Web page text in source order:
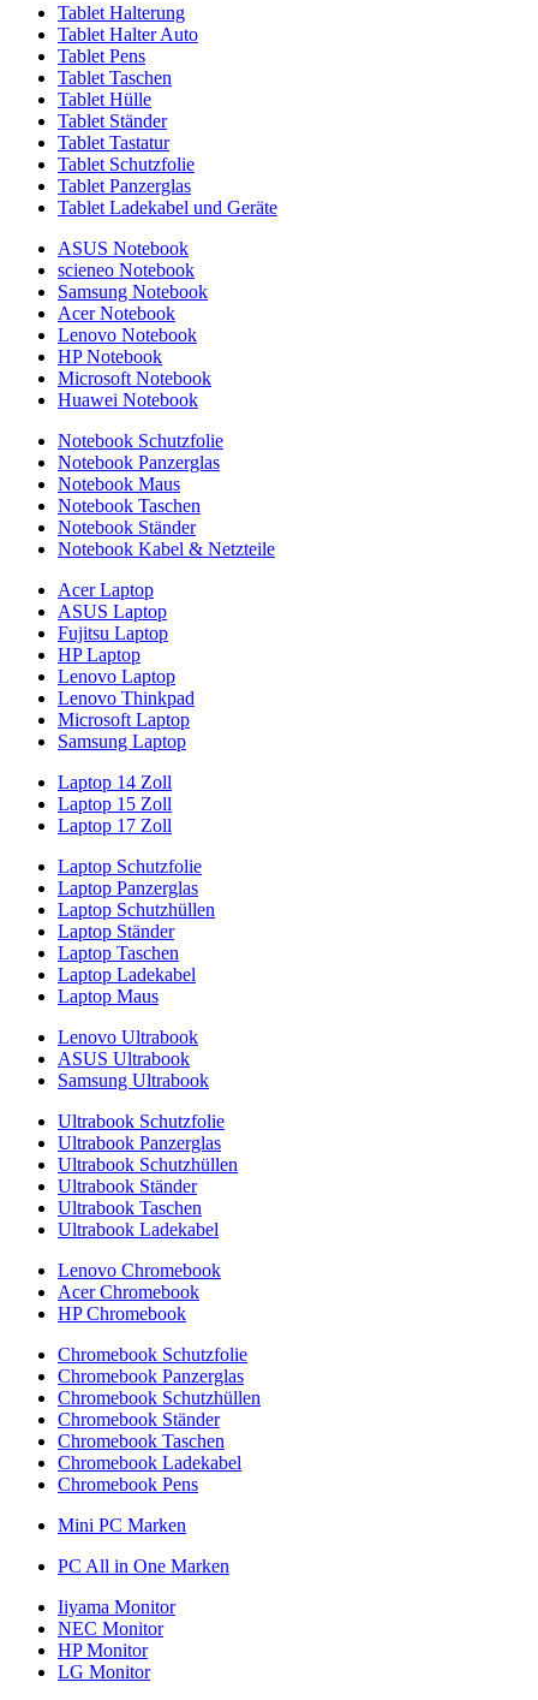
Tablet Halterung
Tablet Halter Auto
Tablet Pens
Tablet Taschen
Tablet Hülle
Tablet Ständer
Tablet Tastatur
Tablet Schutzfolie
Tablet Panzerglas
Tablet Ladekabel und Geräte
ASUS Notebook
scieneo Notebook
Samsung Notebook
Acer Notebook
Lenovo Notebook
HP Notebook
Microsoft Notebook
Huawei Notebook
Notebook Schutzfolie
Notebook Panzerglas
Notebook Maus
Notebook Taschen
Notebook Ständer
Notebook Kabel & Netzteile
Acer Laptop
ASUS Laptop
Fujitsu Laptop
HP Laptop
Lenovo Laptop
Lenovo Thinkpad
Microsoft Laptop
Samsung Laptop
Laptop 14 Zoll
Laptop 15 Zoll
Laptop 17 Zoll
Laptop Schutzfolie
Laptop Panzerglas
Laptop Schutzhüllen
Laptop Ständer
Laptop Taschen
Laptop Ladekabel
Laptop Maus
Lenovo Ultrabook
ASUS Ultrabook
Samsung Ultrabook
Ultrabook Schutzfolie
Ultrabook Panzerglas
Ultrabook Schutzhüllen
Ultrabook Ständer
Ultrabook Taschen
Ultrabook Ladekabel
Lenovo Chromebook
Acer Chromebook
HP Chromebook
Chromebook Schutzfolie
Chromebook Panzerglas
Chromebook Schutzhüllen
Chromebook Ständer
Chromebook Taschen
Chromebook Ladekabel
Chromebook Pens
Mini PC Marken
PC All in One Marken
Iiyama Monitor
NEC Monitor
HP Monitor
LG Monitor